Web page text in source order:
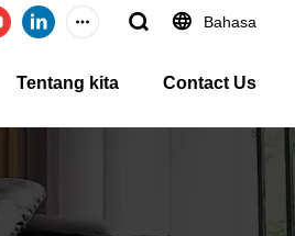
Bahasa
Tentang kita Contact Us